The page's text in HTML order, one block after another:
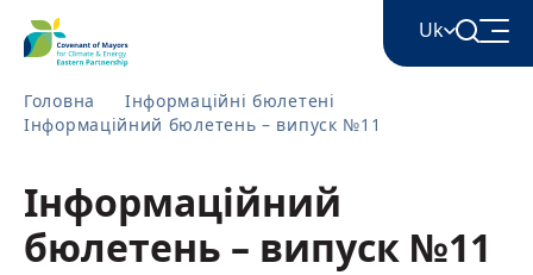
Uk
English
Հայերեն
Головна
Інформаційні бюлетені
Інформаційний бюлетень – випуск №11
Інформаційний
бюлетень – випуск №11